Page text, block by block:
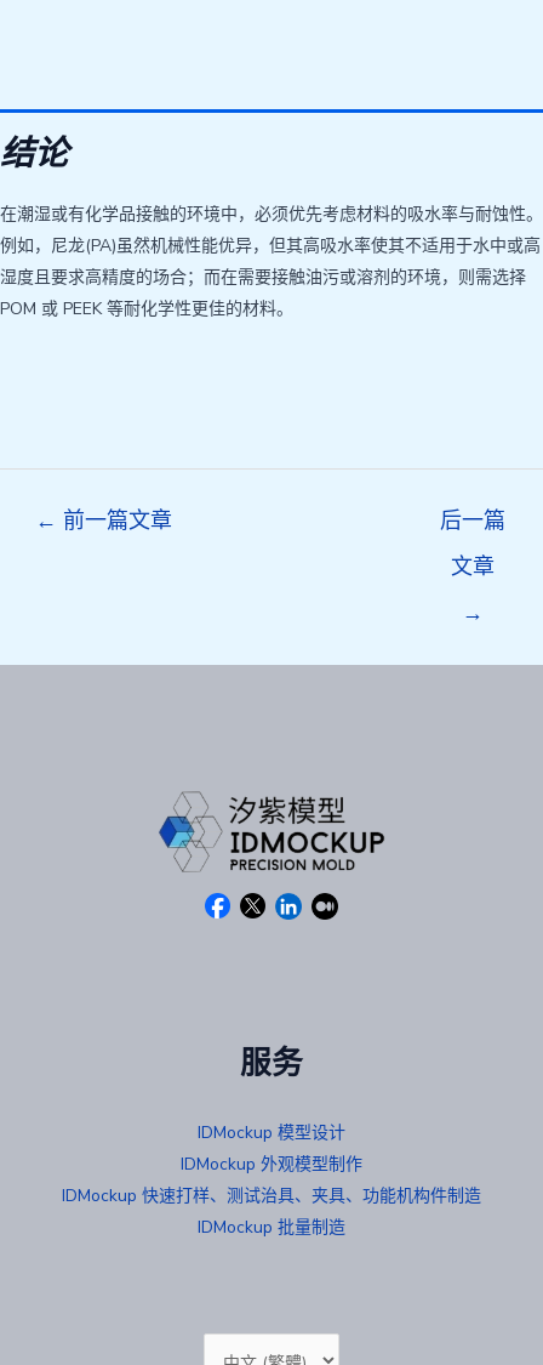
结论
在潮湿或有化学品接触的环境中，必须优先考虑材料的吸水率与耐蚀性。
例如，尼龙(PA)虽然机械性能优异，但其高吸水率使其不适用于水中或高
湿度且要求高精度的场合；而在需要接触油污或溶剂的环境，则需选择
POM 或 PEEK 等耐化学性更佳的材料。
← 前一篇文章
后一篇
文章
→
服务
IDMockup 模型设计
IDMockup 外观模型制作
IDMockup 快速打样、测试治具、夹具、功能机构件制造
IDMockup 批量制造